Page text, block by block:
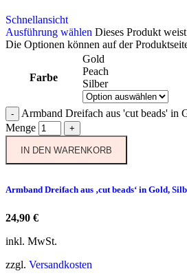
Schnellansicht
Ausführung wählen Dieses Produkt
Die Optionen können auf der
Farbe
Gold
Peach
Silber
-
Armband Dreifach aus 'cut beads' in
Menge
+
IN DEN WARENKORB
Armband Dreifach aus ‚cut beads‘ in Gold,
24,90 €
inkl. MwSt.
zzgl. Versandkosten